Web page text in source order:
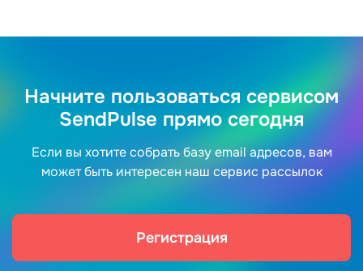
Начните пользоваться сервисом
SendPulse прямо сегодня
Если вы хотите собрать базу email адресов, вам
может быть интересен наш сервис рассылок
Регистрация